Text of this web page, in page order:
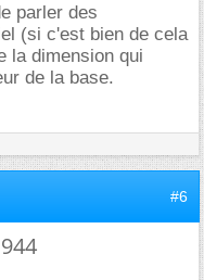
parler des
(si c'est bien de cela
la dimension qui
de la base.
#6